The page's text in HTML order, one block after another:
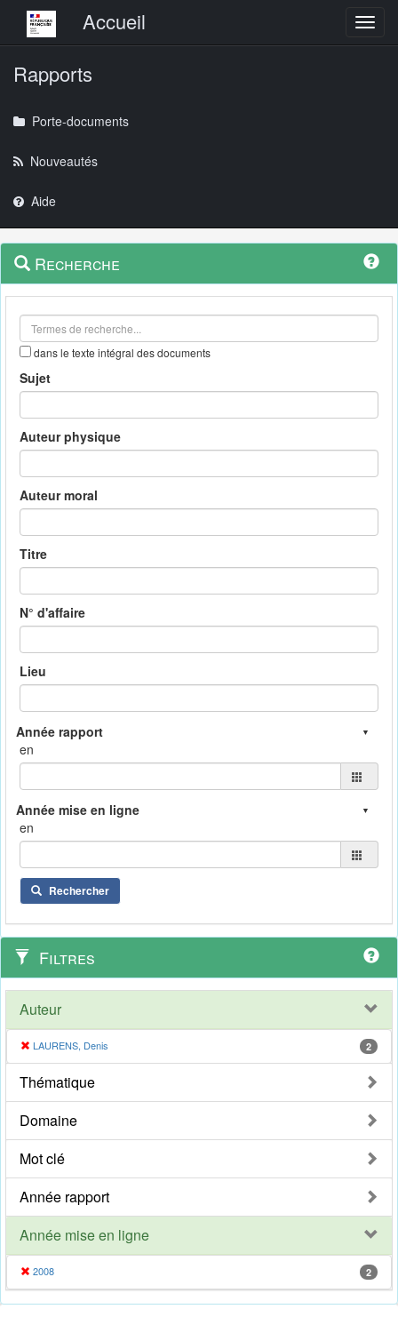
Menu principalAccueil
Rapports
Porte-documents
Nouveautés
Aide
Navigation
outils
Menu
contextuel
Recherche
dans le texte intégral des documents
Sujet
Auteur physique
Auteur moral
Titre
N° d'affaire
Lieu
en
en
Rechercher
Filtres
Auteur
LAURENS, Denis 2
Thématique
Domaine
Mot clé
Année rapport
Année mise en ligne
2008 2